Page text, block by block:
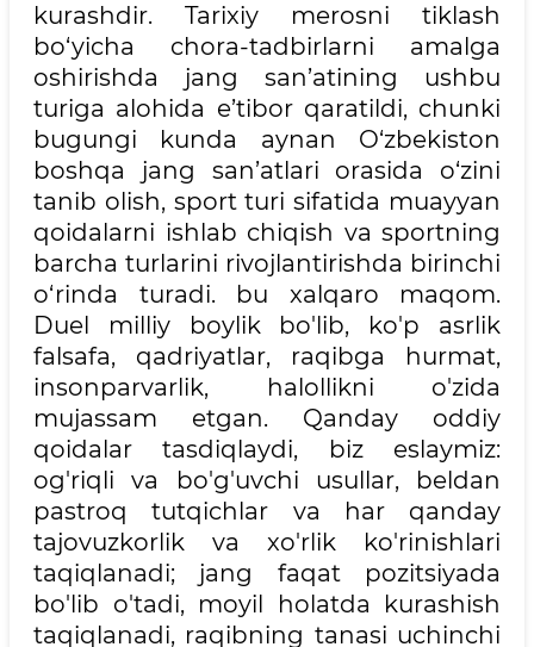
kurashdir. Tarixiy merosni tiklash
bo‘yicha chora-tadbirlarni amalga
oshirishda jang san’atining ushbu
turiga alohida e’tibor qaratildi, chunki
bugungi kunda aynan O‘zbekiston
boshqa jang san’atlari orasida o‘zini
tanib olish, sport turi sifatida muayyan
qoidalarni ishlab chiqish va sportning
barcha turlarini rivojlantirishda birinchi
o‘rinda turadi. bu xalqaro maqom.
Duel milliy boylik bo'lib, ko'p asrlik
falsafa, qadriyatlar, raqibga hurmat,
insonparvarlik, halollikni o'zida
mujassam etgan. Qanday oddiy
qoidalar tasdiqlaydi, biz eslaymiz:
og'riqli va bo'g'uvchi usullar, beldan
pastroq tutqichlar va har qanday
tajovuzkorlik va xo'rlik ko'rinishlari
taqiqlanadi; jang faqat pozitsiyada
bo'lib o'tadi, moyil holatda kurashish
taqiqlanadi, raqibning tanasi uchinchi